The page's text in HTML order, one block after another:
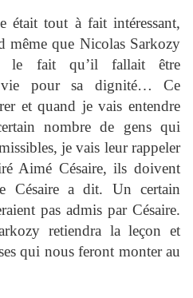
était tout à fait intéressant,
même que Nicolas Sarkozy
le fait qu’il fallait être
vie pour sa dignité… Ce
et quand je vais entendre
nombre de gens qui
je vais leur rappeler
Aimé Césaire, ils doivent
Césaire a dit. Un certain
pas admis par Césaire.
retiendra la leçon et
qui nous feront monter au